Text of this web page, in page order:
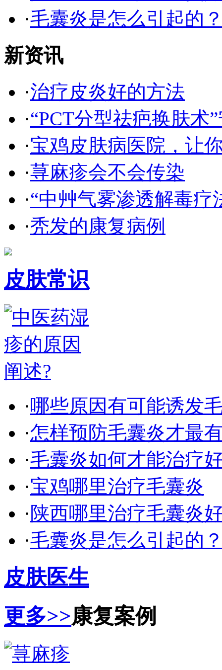
·毛囊炎是怎么引起的
新资讯
·治疗皮炎好的方法
·“PCT分型祛疤换肤术
·宝鸡皮肤病医院，让
·荨麻疹会不会传染
·“中艸气雾渗透解毒疗
·秃发的康复病例
皮肤常识
·哪些原因有可能诱发
·怎样预防毛囊炎才最
·毛囊炎如何才能治疗
·宝鸡哪里治疗毛囊炎
·陕西哪里治疗毛囊炎
·毛囊炎是怎么引起的
皮肤医生
更多>>康复案例